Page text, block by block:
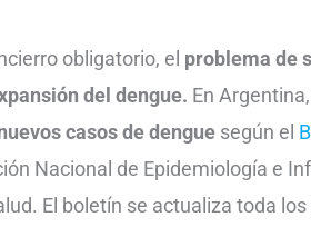
obligatorio, el problema de
del dengue. En
casos de dengue según el
Nacional de Epidemiología e
El boletín se actualiza toda los